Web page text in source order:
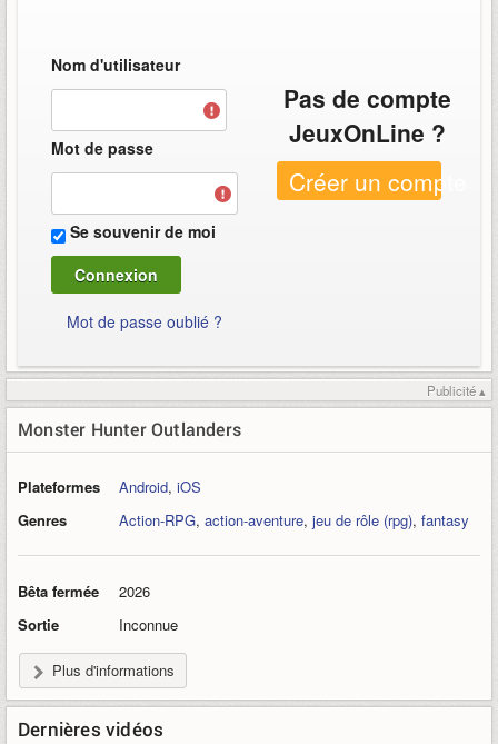
Nom d'utilisateur
Mot de passe
Se souvenir de moi
Mot de passe oublié ?
Pas de compte
JeuxOnLine ?
Créer un compte
Publicité ▴
Monster Hunter Outlanders
Plateformes Android, iOS
Genres
Action-RPG, action-aventure, jeu de rôle (rpg), fantasy
Bêta fermée
2026
Sortie
Inconnue
Plus d'informations
Dernières vidéos